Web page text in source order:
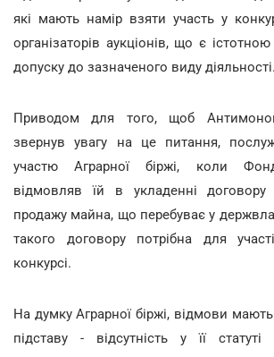
які мають намір взяти участь у
організаторів аукціонів, що є
допуску до зазначеного виду діяльності.
Приводом для того, щоб
звернув увагу на це питання,
участю Аграрної біржі, коли
відмовляв їй в укладенні договору
продажу майна, що перебуває у
такого договору потрібна для
конкурсі.
На думку Аграрної біржі, відмови
підставу - відсутність у її статуті